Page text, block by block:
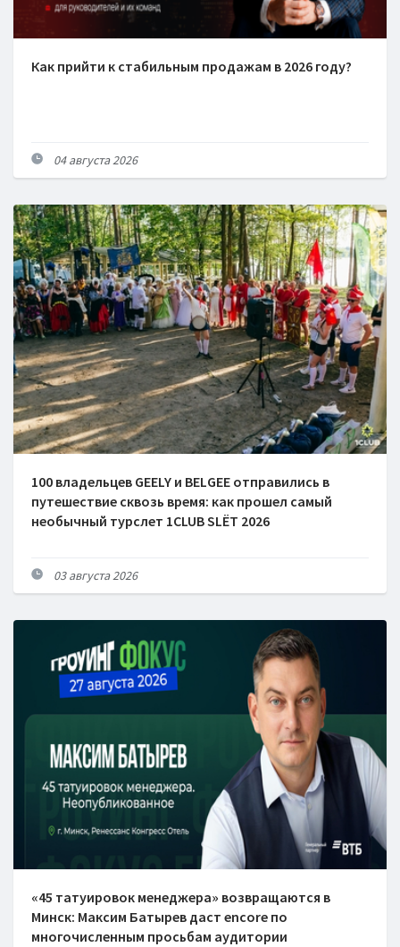
Как прийти к стабильным продажам в 2026 году?
04 августа 2026
100 владельцев GEELY и BELGEE отправились в
путешествие сквозь время: как прошел самый
необычный турслет 1CLUB SLËT 2026
03 августа 2026
«45 татуировок менеджера» возвращаются в
Минск: Максим Батырев даст encore по
многочисленным просьбам аудитории